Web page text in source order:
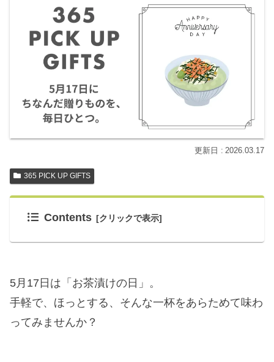
2026.03.17
365 PICK UP GIFTS
Contents
5月17日は「お茶漬けの日」。
手軽で、ほっとする、そんな一杯をあらためて味わ
ってみませんか？